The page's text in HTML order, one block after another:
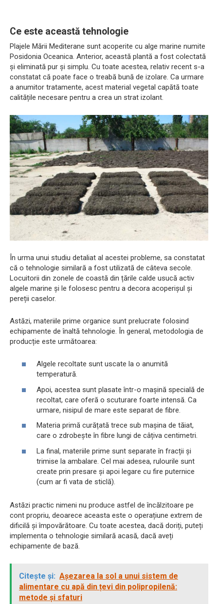
Ce este această tehnologie
Plajele Mării Mediterane sunt acoperite cu alge marine numite
Posidonia Oceanica. Anterior, această plantă a fost colectată
și eliminată pur și simplu. Cu toate acestea, relativ recent s-a
constatat că poate face o treabă bună de izolare. Ca urmare
a anumitor tratamente, acest material vegetal capătă toate
calitățile necesare pentru a crea un strat izolant.
În urma unui studiu detaliat al acestei probleme, sa constatat
că o tehnologie similară a fost utilizată de câteva secole.
Locuitorii din zonele de coastă din țările calde usucă activ
algele marine și le folosesc pentru a decora acoperișul și
pereții caselor.
Astăzi, materiile prime organice sunt prelucrate folosind
echipamente de înaltă tehnologie. În general, metodologia de
producție este următoarea:
Algele recoltate sunt uscate la o anumită
temperatură.
Apoi, acestea sunt plasate într-o mașină specială de
recoltat, care oferă o scuturare foarte intensă. Ca
urmare, nisipul de mare este separat de fibre.
Materia primă curățată trece sub mașina de tăiat,
care o zdrobește în fibre lungi de câțiva centimetri.
La final, materiile prime sunt separate în fracții și
trimise la ambalare. Cel mai adesea, rulourile sunt
create prin presare și apoi legare cu fire puternice
(cum ar fi vata de sticlă).
Astăzi practic nimeni nu produce astfel de încălzitoare pe
cont propriu, deoarece aceasta este o operațiune extrem de
dificilă și împovărătoare. Cu toate acestea, dacă doriți, puteți
implementa o tehnologie similară acasă, dacă aveți
echipamente de bază.
Citește și: Așezarea la sol a unui sistem de
alimentare cu apă din țevi din polipropilenă:
metode și sfaturi